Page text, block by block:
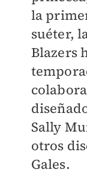
la
suéter,
Blazers
Sally
otros
Gales.